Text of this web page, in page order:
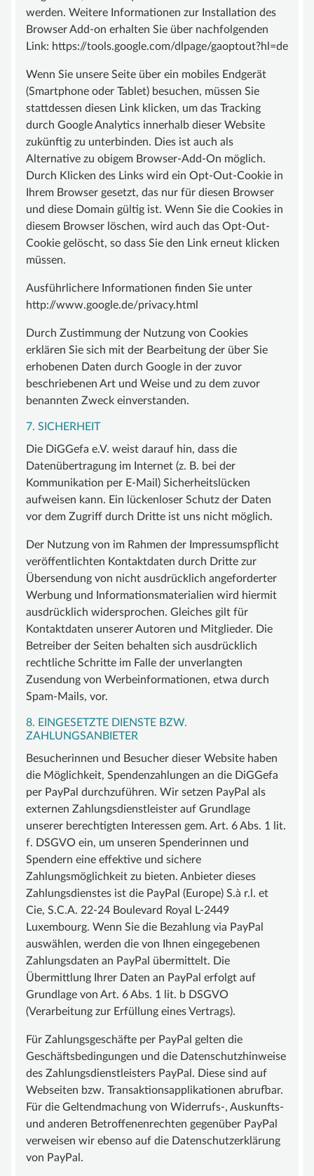
werden. Weitere Informationen zur Installation des
Browser Add-on erhalten Sie über nachfolgenden
Link: https://tools.google.com/dlpage/gaoptout?hl=de
Wenn Sie unsere Seite über ein mobiles Endgerät
(Smartphone oder Tablet) besuchen, müssen Sie
stattdessen diesen Link klicken, um das Tracking
durch Google Analytics innerhalb dieser Website
zukünftig zu unterbinden. Dies ist auch als
Alternative zu obigem Browser-Add-On möglich.
Durch Klicken des Links wird ein Opt-Out-Cookie in
Ihrem Browser gesetzt, das nur für diesen Browser
und diese Domain gültig ist. Wenn Sie die Cookies in
diesem Browser löschen, wird auch das Opt-Out-
Cookie gelöscht, so dass Sie den Link erneut klicken
müssen.
Ausführlichere Informationen finden Sie unter
http://www.google.de/privacy.html
Durch Zustimmung der Nutzung von Cookies
erklären Sie sich mit der Bearbeitung der über Sie
erhobenen Daten durch Google in der zuvor
beschriebenen Art und Weise und zu dem zuvor
benannten Zweck einverstanden.
7. SICHERHEIT
Die DiGGefa e.V. weist darauf hin, dass die
Datenübertragung im Internet (z. B. bei der
Kommunikation per E-Mail) Sicherheitslücken
aufweisen kann. Ein lückenloser Schutz der Daten
vor dem Zugriff durch Dritte ist uns nicht möglich.
Der Nutzung von im Rahmen der Impressumspflicht
veröffentlichten Kontaktdaten durch Dritte zur
Übersendung von nicht ausdrücklich angeforderter
Werbung und Informationsmaterialien wird hiermit
ausdrücklich widersprochen. Gleiches gilt für
Kontaktdaten unserer Autoren und Mitglieder. Die
Betreiber der Seiten behalten sich ausdrücklich
rechtliche Schritte im Falle der unverlangten
Zusendung von Werbeinformationen, etwa durch
Spam-Mails, vor.
8. EINGESETZTE DIENSTE BZW.
ZAHLUNGSANBIETER
Besucherinnen und Besucher dieser Website haben
die Möglichkeit, Spendenzahlungen an die DiGGefa
per PayPal durchzuführen. Wir setzen PayPal als
externen Zahlungsdienstleister auf Grundlage
unserer berechtigten Interessen gem. Art. 6 Abs. 1 lit.
f. DSGVO ein, um unseren Spenderinnen und
Spendern eine effektive und sichere
Zahlungsmöglichkeit zu bieten. Anbieter dieses
Zahlungsdienstes ist die PayPal (Europe) S.à r.l. et
Cie, S.C.A. 22-24 Boulevard Royal L-2449
Luxembourg. Wenn Sie die Bezahlung via PayPal
auswählen, werden die von Ihnen eingegebenen
Zahlungsdaten an PayPal übermittelt. Die
Übermittlung Ihrer Daten an PayPal erfolgt auf
Grundlage von Art. 6 Abs. 1 lit. b DSGVO
(Verarbeitung zur Erfüllung eines Vertrags).
Für Zahlungsgeschäfte per PayPal gelten die
Geschäftsbedingungen und die Datenschutzhinweise
des Zahlungsdienstleisters PayPal. Diese sind auf
Webseiten bzw. Transaktionsapplikationen abrufbar.
Für die Geltendmachung von Widerrufs-, Auskunfts-
und anderen Betroffenenrechten gegenüber PayPal
verweisen wir ebenso auf die Datenschutzerklärung
von PayPal.